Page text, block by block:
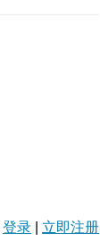
登录 立即注册